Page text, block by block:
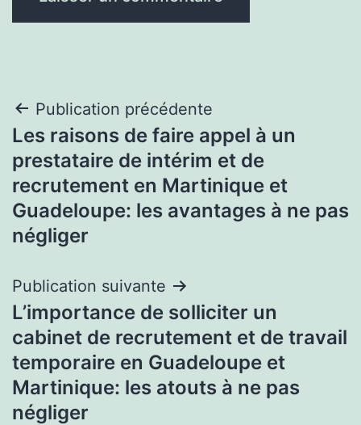
Navigation
de
l’article
Publication précédente
Les raisons de faire appel à un
prestataire de intérim et de
recrutement en Martinique et
Guadeloupe: les avantages à ne pas
négliger
Publication suivante
L’importance de solliciter un
cabinet de recrutement et de travail
temporaire en Guadeloupe et
Martinique: les atouts à ne pas
négliger